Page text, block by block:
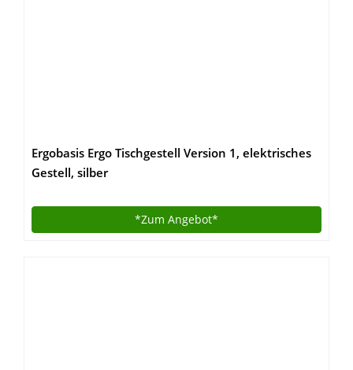
Ergobasis Ergo Tischgestell Version 1, elektrisches
Gestell, silber
*Zum Angebot*